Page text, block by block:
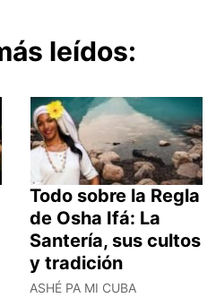
leídos:
Todo sobre la Regla
de Osha Ifá: La
Santería, sus cultos
y tradición
ASHÉ PA MI CUBA